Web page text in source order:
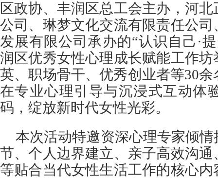
区政协、丰润区总工会主办，河
公司、琳梦文化交流有限责任公
发展有限公司承办的“认识自己·
润区优秀女性心理成长赋能工作
英、职场骨干、优秀创业者等30
在专业心理引导与沉浸式互动体
码，绽放新时代女性光彩。
本次活动特邀资深心理专家倾
节、个人边界建立、亲子高效沟
等贴合当代女性生活工作的核心